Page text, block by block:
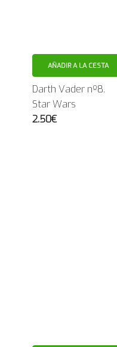
AÑADIR A LA CESTA
Darth Vader nº8.
Star Wars
2.50€